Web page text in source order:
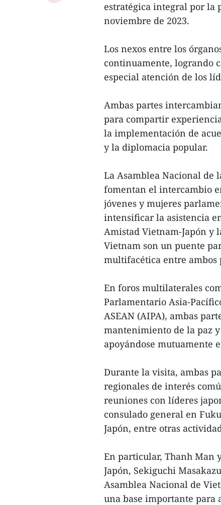
estratégica integral por la
noviembre de 2023.
Los nexos entre los
continuamente, logrando
especial atención de los
Ambas partes
para compartir
la implementación de
y la diplomacia popular.
La Asamblea Nacional de
fomentan el intercambio
jóvenes y mujeres
intensificar la asistencia
Amistad Vietnam-Japón y
Vietnam son un puente
multifacética entre ambos
En foros multilaterales
Parlamentario Asia-
ASEAN (AIPA), ambas
mantenimiento de la paz
apoyándose mutuamente
Durante la visita, ambas
regionales de interés
reuniones con líderes
consulado general en
Japón, entre otras
En particular, Thanh Man
Japón, Sekiguchi
Asamblea Nacional de
una base importante para